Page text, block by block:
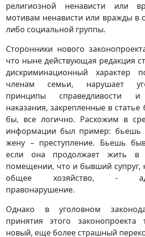
религиозной ненависти или
мотивам ненависти или вражды в
либо социальной группы.
Сторонники нового
что ныне действующая редакция
дискриминационный характер
членам семьи, нарушает
принципы справедливости и
наказания, закрепленные в
бы, все логично. Расхожим в
информации был пример:
жену – преступление. Бьешь
если она продолжает жить
помещении, что и бывший супруг,
общее хозяйство, -
правонарушение.
Однако в уголовном
принятия этого законопроекта
новый, еще более страшный